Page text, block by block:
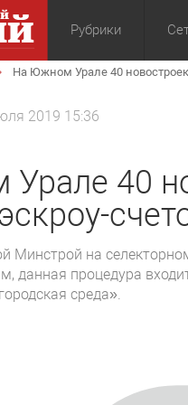
Рубрики
Общество
На Южном Урале 40
2019 15:36
40
Минстрой на
данная процедура
среда».